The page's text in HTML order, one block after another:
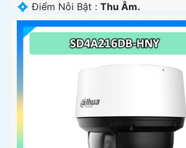
️💠 Điểm Nỗi Bật : Thu Âm.